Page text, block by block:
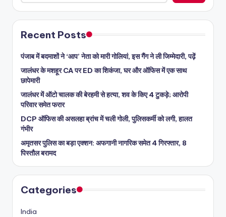
Recent Posts
पंजाब में बदमाशों ने ‘आप’ नेता को मारी गोलियां, इस गैंग ने ली जिम्मेदारी, पढ़ें
जालंधर के मशहूर CA पर ED का शिकंजा, घर और ऑफिस में एक साथ
छापेमारी
जालंधर में ऑटो चालक की बेरहमी से हत्या, शव के किए 4 टुकड़े; आरोपी
परिवार समेत फरार
DCP ऑफिस की असलहा ब्रांच में चली गोली, पुलिसकर्मी को लगी, हालत
गंभीर
अमृतसर पुलिस का बड़ा एक्शन: अफगानी नागरिक समेत 4 गिरफ्तार, 8
पिस्तौल बरामद
Categories
India